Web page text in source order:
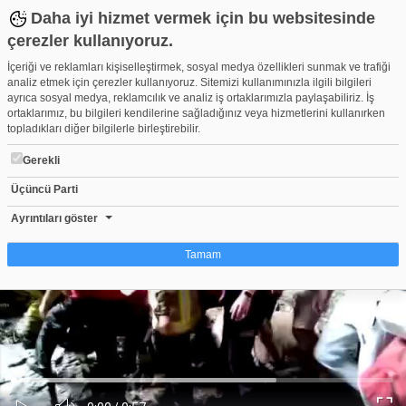
Daha iyi hizmet vermek için bu websitesinde
çerezler kullanıyoruz.
İçeriği ve reklamları kişiselleştirmek, sosyal medya özellikleri sunmak ve trafiği
analiz etmek için çerezler kullanıyoruz. Sitemizi kullanımınızla ilgili bilgileri
ayrıca sosyal medya, reklamcılık ve analiz iş ortaklarımızla paylaşabiliriz. İş
ortaklarımız, bu bilgileri kendilerine sağladığınız veya hizmetlerini kullanırken
topladıkları diğer bilgilerle birleştirebilir.
Gerekli
Üçüncü Parti
Ayrıntıları göster
Tamam
Çerez nedir?
Çerezler, web-sitelerinin, kullanıcıların deneyimlerini daha verimli hale getirmek
amacıyla kullandığı küçük metin dosyalarıdır. Yasalara göre, bu sitenin
işletilmesi için kesinlikle gerekli olan çerezleri cihazınıza yerleştirebiliyoruz.
Diğer çerez türleri için sizden izin almamız gerekiyor. Bu site farklı çerez türleri
kullanmaktadır. Bazı çerezler, sayfalarımızda yer alan üçüncü şahıs hizmetleri
tarafından yerleştirilir. İzniniz şu alanlar için geçerlidir: web.tv
Ses
Yüklendi:
0%
Yükleniyor:
0%
Bursa'da Büyükşehir itfaiyesinden nefes kesen kurtarma!